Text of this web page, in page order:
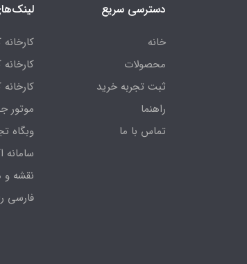
دسترسی سریع
خانه
محصولات
ثبت تجربه خرید
راهنما
تماس با ما
موتور
وبگاه
سامانه
نقشه و
فارسی